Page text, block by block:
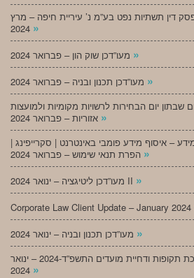
פסק דין תשתיות נפט בע”מ נ’ עיריית חיפה – מרץ
»
»
»
שבתון יום הבחירות לרשויות מקומיות ולמועצות
»
מידע – איסוף מידע פומבי באינטרנט | סקרייפינג |
»
מעו”דכן ליטיגציה – ינואר 2024 II »
Corporate Law Client Update – January 2024
»
מעו”דכן רגולציה – צו הארכת תקופות ודחיית מועדים התשפ”ד-2024 – ינואר
»